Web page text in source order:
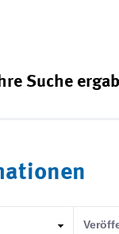
Ihre Suche